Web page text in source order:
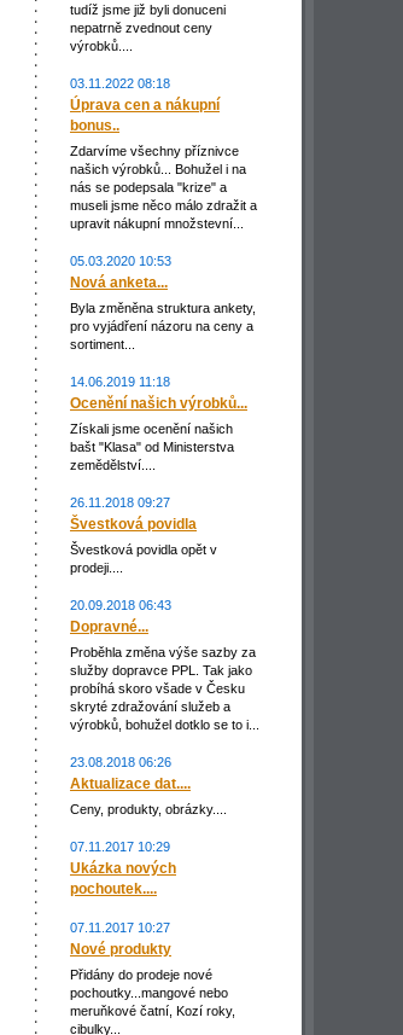
tudíž jsme již byli donuceni
nepatrně zvednout ceny
výrobků....
03.11.2022 08:18
Úprava cen a nákupní
bonus..
Zdarvíme všechny příznivce
našich výrobků... Bohužel i na
nás se podepsala "krize" a
museli jsme něco málo zdražit a
upravit nákupní množstevní...
05.03.2020 10:53
Nová anketa...
Byla změněna struktura ankety,
pro vyjádření názoru na ceny a
sortiment...
14.06.2019 11:18
Ocenění našich výrobků...
Získali jsme ocenění našich
bašt "Klasa" od Ministerstva
zemědělství....
26.11.2018 09:27
Švestková povidla
Švestková povidla opět v
prodeji....
20.09.2018 06:43
Dopravné...
Proběhla změna výše sazby za
služby dopravce PPL. Tak jako
probíhá skoro všade v Česku
skryté zdražování služeb a
výrobků, bohužel dotklo se to i...
23.08.2018 06:26
Aktualizace dat....
Ceny, produkty, obrázky....
07.11.2017 10:29
Ukázka nových
pochoutek....
07.11.2017 10:27
Nové produkty
Přidány do prodeje nové
pochoutky...mangové nebo
meruňkové čatní, Kozí roky,
cibulky...